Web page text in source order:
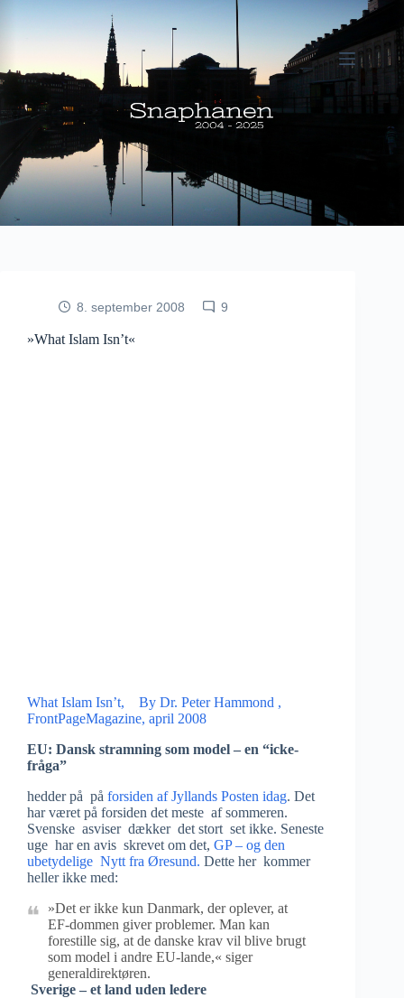
8. september 2008 9
»What Islam Isn’t«
What Islam Isn’t, By Dr. Peter Hammond ,
FrontPageMagazine, april 2008
EU: Dansk stramning som model – en “icke-
fråga”
hedder på på forsiden af Jyllands Posten idag. Det
har været på forsiden det meste af sommeren.
Svenske asviser dækker det stort set ikke. Seneste
uge har en avis skrevet om det, GP – og den
ubetydelige Nytt fra Øresund. Dette her kommer
heller ikke med:
»Det er ikke kun Danmark, der oplever, at
EF-dommen giver problemer. Man kan
forestille sig, at de danske krav vil blive brugt
som model i andre EU-lande,« siger
generaldirektøren.
Sverige – et land uden ledere